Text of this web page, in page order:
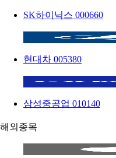
SK하이닉스 000660
현대차 005380
삼성중공업 010140
해외종목